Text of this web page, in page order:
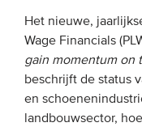
Het nieuwe,
Wage Financials
gain momentum on
beschrijft de status
en
landbouwsector,